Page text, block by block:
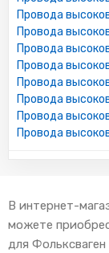
Провода
Провода
Провода
Провода
Провода
Провода
Провода
Провода
В интернет-
можете
для Фольксваген